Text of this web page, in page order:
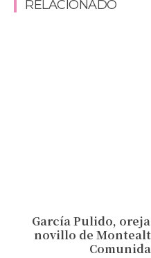
RELACIONADO
García Pulido,
novillo de